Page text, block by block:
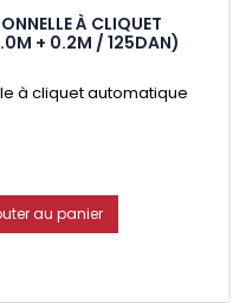
À CLIQUET
+ 0.2M / 125DAN)
à cliquet automatique
J en 2 parties (2.0M +
Permet
pendant le
aux UV et aux
pas l'eau.
au panier